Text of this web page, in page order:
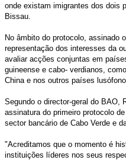
onde existam imigrantes dos dois
Bissau.
No âmbito do protocolo, assinado
representação dos interesses da
avaliar acções conjuntas em
guineense e cabo- verdianos,
China e nos outros países
Segundo o director-geral do BAO,
assinatura do primeiro protocolo
sector bancário de Cabo Verde e
"Acreditamos que o momento é
instituições líderes nos seus